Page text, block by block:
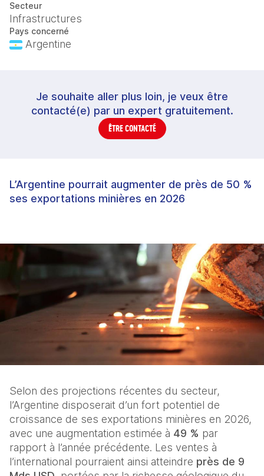
Secteur
Infrastructures
Pays concerné
Argentine
Je souhaite aller plus loin, je veux être
contacté(e) par un expert gratuitement.
ÊTRE CONTACTÉ
L’Argentine pourrait augmenter de près de 50 %
ses exportations minières en 2026
Selon des projections récentes du secteur,
l’Argentine disposerait d’un fort potentiel de
croissance de ses exportations minières en 2026,
avec une augmentation estimée à 49 % par
rapport à l’année précédente. Les ventes à
l’international pourraient ainsi atteindre près de 9